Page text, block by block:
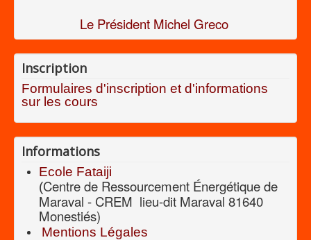
Le Président Michel Greco
Inscription
Formulaires d'inscription et d'informations
sur les cours
Informations
Ecole Fataiji
(Centre de Ressourcement Énergétique de
Maraval - CREM lieu-dit Maraval 81640
Monestiés)
Mentions Légales